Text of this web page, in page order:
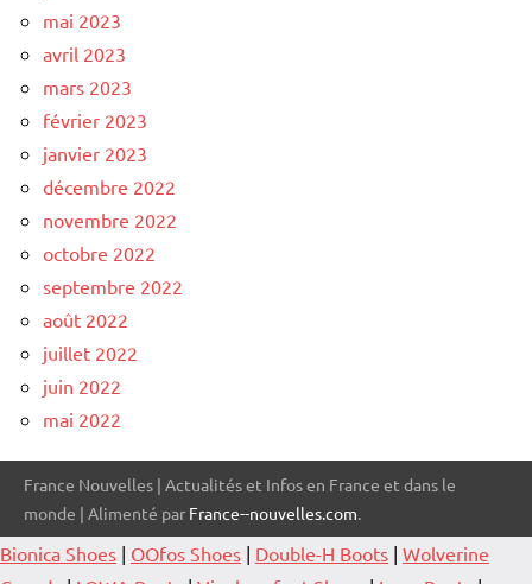
mai 2023
avril 2023
mars 2023
février 2023
janvier 2023
décembre 2022
novembre 2022
octobre 2022
septembre 2022
août 2022
juillet 2022
juin 2022
mai 2022
France Nouvelles | Actualités et Infos en France et dans le
monde | Alimenté par France--nouvelles.com.
Bionica Shoes | OOfos Shoes | Double-H Boots | Wolverine